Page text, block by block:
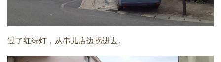
过了红绿灯，从串儿店边拐进去。